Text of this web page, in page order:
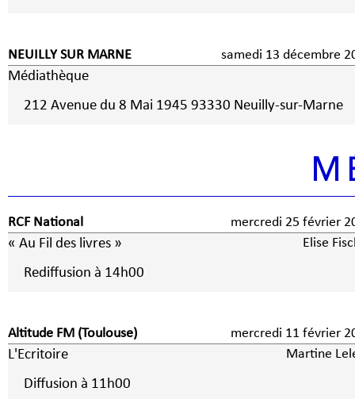
NEUILLY SUR MARNE samedi 13 décembre
Médiathèque
212 Avenue du 8 Mai 1945 93330 Neuilly-sur-Marne
RCF National mercredi 25 février
« Au Fil des livres » Elise
Rediffusion à 14h00
Altitude FM (Toulouse) mercredi 11 février
L'Ecritoire Martine
Diffusion à 11h00